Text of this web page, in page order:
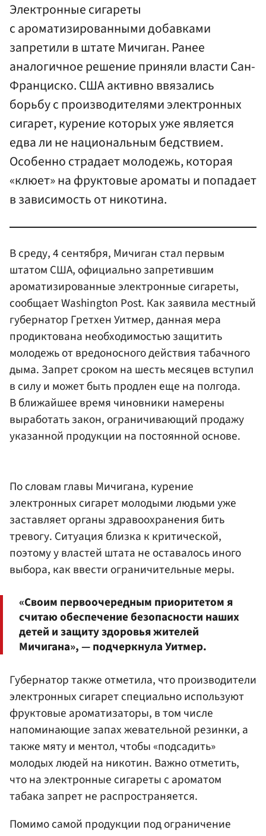
Электронные сигареты
с ароматизированными добавками
запретили в штате Мичиган. Ранее
аналогичное решение приняли власти Сан-
Франциско. США активно ввязались
борьбу с производителями электронных
сигарет, курение которых уже является
едва ли не национальным бедствием.
Особенно страдает молодежь, которая
«клюет» на фруктовые ароматы и попадает
в зависимость от никотина.
В среду, 4 сентября, Мичиган стал первым
штатом США, официально запретившим
ароматизированные электронные сигареты,
сообщает Washington Post. Как заявила местный
губернатор Гретхен Уитмер, данная мера
продиктована необходимостью защитить
молодежь от вредоносного действия табачного
дыма. Запрет сроком на шесть месяцев вступил
в силу и может быть продлен еще на полгода.
В ближайшее время чиновники намерены
выработать закон, ограничивающий продажу
указанной продукции на постоянной основе.
По словам главы Мичигана, курение
электронных сигарет молодыми людьми уже
заставляет органы здравоохранения бить
тревогу. Ситуация близка к критической,
поэтому у властей штата не оставалось иного
выбора, как ввести ограничительные меры.
«Своим первоочередным приоритетом я
считаю обеспечение безопасности наших
детей и защиту здоровья жителей
Мичигана», — подчеркнула Уитмер.
Губернатор также отметила, что производители
электронных сигарет специально используют
фруктовые ароматизаторы, в том числе
напоминающие запах жевательной резинки, а
также мяту и ментол, чтобы «подсадить»
молодых людей на никотин. Важно отметить,
что на электронные сигареты с ароматом
табака запрет не распространяется.
Помимо самой продукции под ограничение